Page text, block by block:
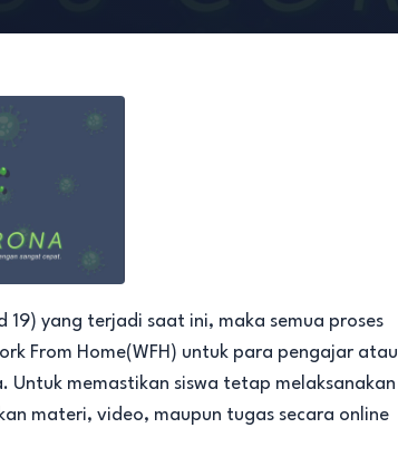
19) yang terjadi saat ini, maka semua proses
From Home(WFH) untuk para pengajar atau
Untuk memastikan siswa tetap melaksanakan
materi, video, maupun tugas secara online